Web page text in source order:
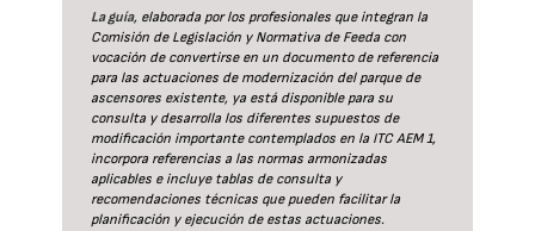
La guía, elaborada por los profesionales que integran la
Comisión de Legislación y Normativa de Feeda con
vocación de convertirse en un documento de referencia
para las actuaciones de modernización del parque de
ascensores existente, ya está disponible para su
consulta y desarrolla los diferentes supuestos de
modificación importante contemplados en la ITC AEM 1,
incorpora referencias a las normas armonizadas
aplicables e incluye tablas de consulta y
recomendaciones técnicas que pueden facilitar la
planificación y ejecución de estas actuaciones.